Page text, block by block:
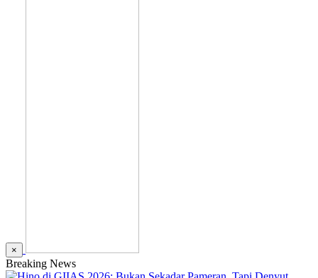
×
Breaking News